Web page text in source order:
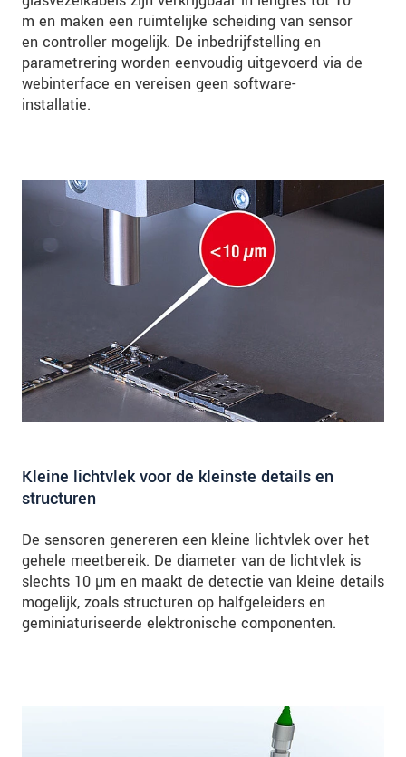
m en maken een ruimtelijke scheiding van sensor
en controller mogelijk. De inbedrijfstelling en
parametrering worden eenvoudig uitgevoerd via de
webinterface en vereisen geen software-
installatie.
Kleine lichtvlek voor de kleinste details en
structuren
De sensoren genereren een kleine lichtvlek over het
gehele meetbereik. De diameter van de lichtvlek is
slechts 10 µm en maakt de detectie van kleine details
mogelijk, zoals structuren op halfgeleiders en
geminiaturiseerde elektronische componenten.